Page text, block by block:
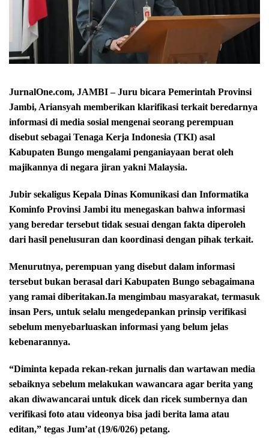
JurnalOne.com, JAMBI – Juru bicara Pemerintah Provinsi
Jambi, Ariansyah memberikan klarifikasi terkait beredarnya
informasi di media sosial mengenai seorang perempuan
disebut sebagai Tenaga Kerja Indonesia (TKI) asal
Kabupaten Bungo mengalami penganiayaan berat oleh
majikannya di negara jiran yakni Malaysia.
Jubir sekaligus Kepala Dinas Komunikasi dan Informatika
Kominfo Provinsi Jambi itu menegaskan bahwa informasi
yang beredar tersebut tidak sesuai dengan fakta diperoleh
dari hasil penelusuran dan koordinasi dengan pihak terkait.
Menurutnya, perempuan yang disebut dalam informasi
tersebut bukan berasal dari Kabupaten Bungo sebagaimana
yang ramai diberitakan.Ia mengimbau masyarakat, termasuk
insan Pers, untuk selalu mengedepankan prinsip verifikasi
sebelum menyebarluaskan informasi yang belum jelas
kebenarannya.
“Diminta kepada rekan-rekan jurnalis dan wartawan media
sebaiknya sebelum melakukan wawancara agar berita yang
akan diwawancarai untuk dicek dan ricek sumbernya dan
verifikasi foto atau videonya bisa jadi berita lama atau
editan,” tegas Jum’at (19/6/026) petang.